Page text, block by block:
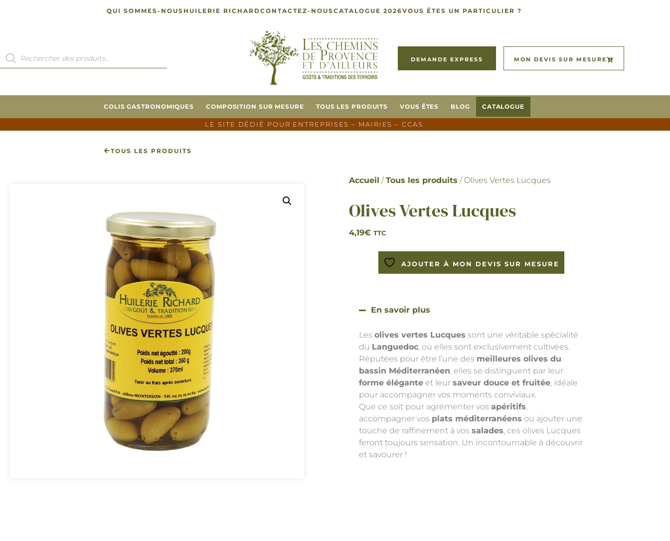
QUI SOMMES-NOUS HUILERIE RICHARDCONTACTEZ-NOUSCATALOGUE 2026VOUS ÊTES UN PARTICULIER ?
DEMANDE EXPRESS MON DEVIS SUR MESURE
COLIS GASTRONOMIQUES COMPOSITION SUR MESURE TOUS LES PRODUITS VOUS ÊTES BLOG CATALOGUE
LE SITE DÉDIÉ POUR ENTREPRISES – MAIRIES – CCAS
TOUS LES PRODUITS
Accueil / Tous les produits / Olives Vertes Lucques
Olives Vertes Lucques
4,19€ TTC
AJOUTER À MON DEVIS SUR MESURE
En savoir plus
Les olives vertes Lucques sont une véritable spécialité
du Languedoc, où elles sont exclusivement cultivées.
Réputées pour être l’une des meilleures olives du
bassin Méditerranéen, elles se distinguent par leur
forme élégante et leur saveur douce et fruitée, idéale
pour accompagner vos moments conviviaux.
Que ce soit pour agrémenter vos apéritifs,
accompagner vos plats méditerranéens ou ajouter une
touche de raffinement à vos salades, ces olives Lucques
feront toujours sensation. Un incontournable à découvrir
et savourer !